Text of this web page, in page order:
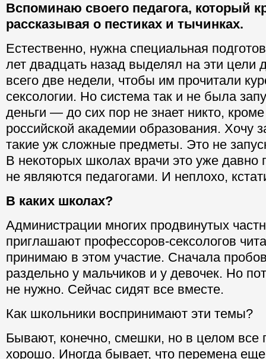
Вспоминаю своего педагога, который
рассказывая о пестиках и тычинках.
Естественно, нужна специальная
лет двадцать назад выделял на эти цели
всего две недели, чтобы им прочитали
сексологии. Но система так и не была
деньги — до сих пор не знает никто,
российской академии образования. Хочу
такие уж сложные предметы. Это не
В некоторых школах врачи это уже давно
не являются педагогами. И неплохо,
В каких школах?
Администрации многих продвинутых
приглашают профессоров-сексологов
принимаю в этом участие. Сначала
раздельно у мальчиков и у девочек. Но
не нужно. Сейчас сидят все вместе.
Как школьники воспринимают эти темы?
Бывают, конечно, смешки, но в целом все
хорошо. Иногда бывает, что перемена